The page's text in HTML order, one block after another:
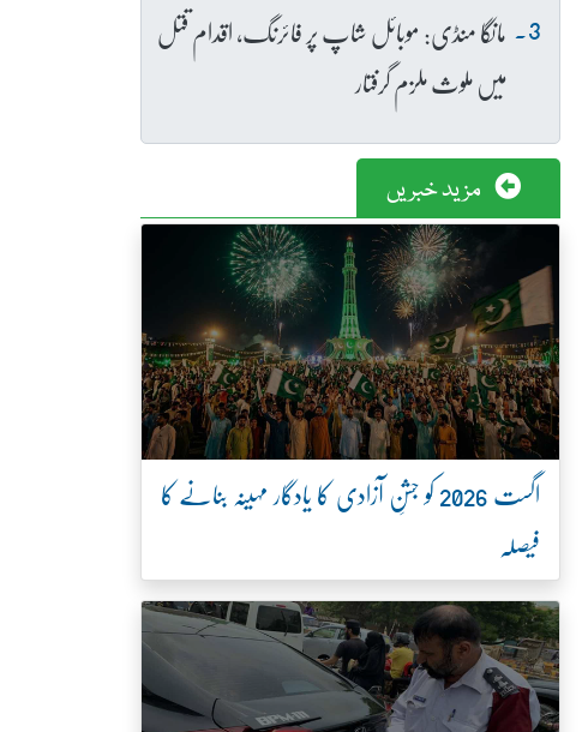
مانگا منڈی: موبائل شاپ پر فائرنگ، اقدام قتل
میں ملوث ملزم گرفتار
مزید خبریں
اگست 2026 کو جشنِ آزادی کا یادگار مہینہ بنانے کا
فیصلہ